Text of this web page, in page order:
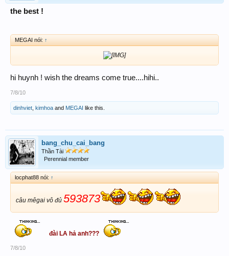
the best !
MEGAI nói: ↑
hi huynh ! wish the dreams come true....hihi..
7/8/10
dinhviet kimhoa and MEGAI like this.
bang_chu_cai_bang
Thần Tài
Perennial member
locphat88 nói: ↑
câu mêgai vô đủ 593873
đài LA hả anh???
7/8/10